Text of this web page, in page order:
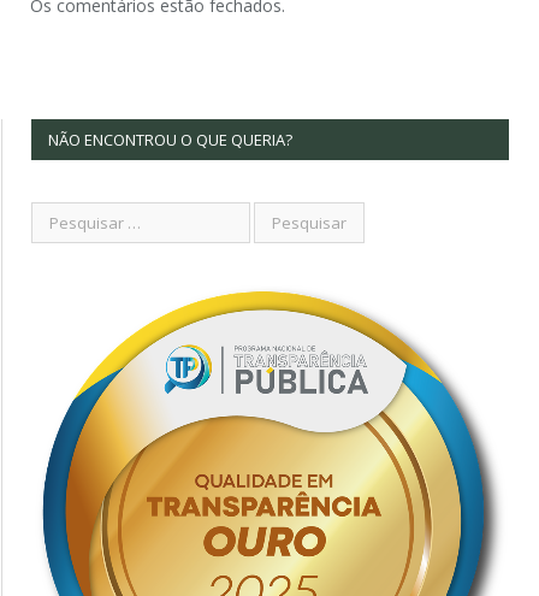
Os comentários estão fechados.
NÃO ENCONTROU O QUE QUERIA?